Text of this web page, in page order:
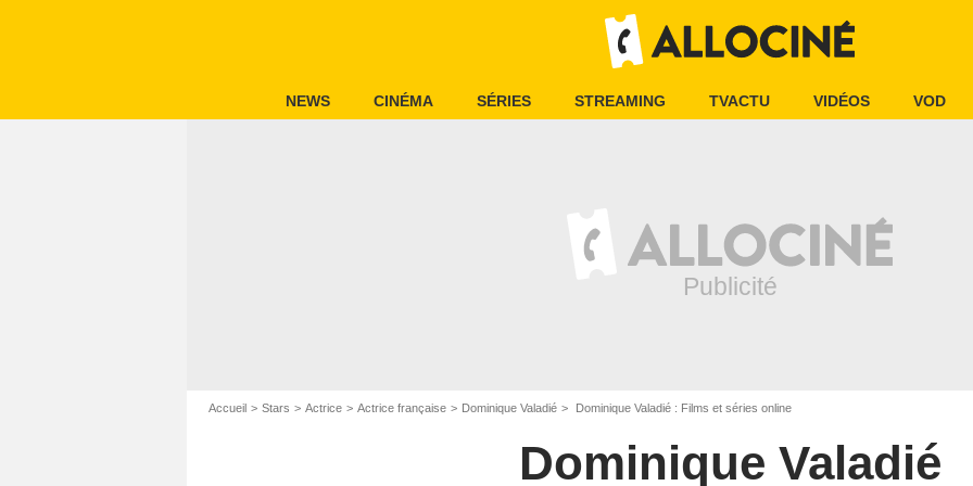
NEWS CINÉMA SÉRIES STREAMING TVACTU VIDÉOS VOD
Accueil Stars Actrice Actrice française Dominique Valadié Dominique Valadié : Films et séries online
Dominique Valadié